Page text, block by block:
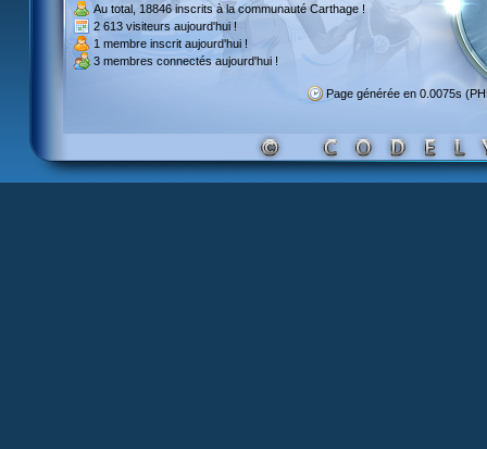
Au total, 18846 inscritsà la communauté Carthage !
2 613 visiteurs aujourd'hui !
1 membre inscrit aujourd'hui !
3 membres connectés aujourd'hui !
Page générée en 0.0075s